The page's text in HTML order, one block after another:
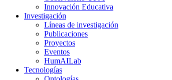
Innovación Educativa
Investigación
Líneas de investigación
Publicaciones
Proyectos
Eventos
HumAILab
Tecnologías